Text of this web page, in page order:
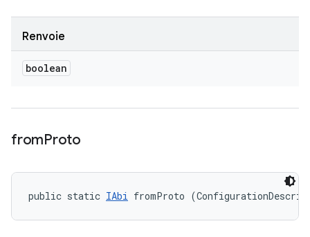
Renvoie
boolean
fromProto
public static IAbi fromProto